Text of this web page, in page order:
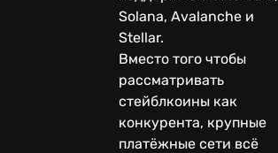
Solana, Avalanche и
Stellar.
Вместо того чтобы
рассматривать
стейблкоины как
конкурента, крупные
платёжные сети всё